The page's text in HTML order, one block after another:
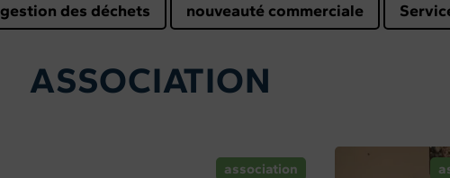
gestion des déchets nouveauté commerciale
ASSOCIATION
association